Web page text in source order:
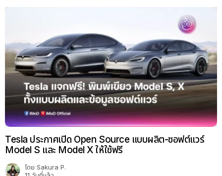
Tesla ประกาศเปิด Open Source แบบผลิต-ซอฟต์แวร์
Model S และ Model X ให้ใช้ฟรี
โดย Sakura P.